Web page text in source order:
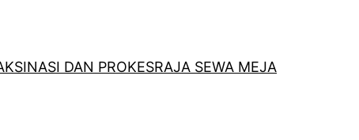
DAN PROKESRAJA SEWA MEJA